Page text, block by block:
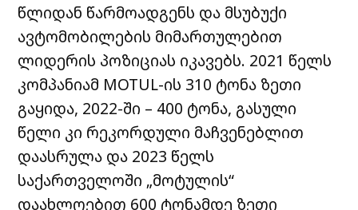
წლიდან წარმოადგენს და მსუბუქი
ავტომობილების მიმართულებით
ლიდერის პოზიციას იკავებს. 2021 წელს
კომპანიამ MOTUL-ის 310 ტონა ზეთი
გაყიდა, 2022-ში – 400 ტონა, გასული
წელი კი რეკორდული მაჩვენებლით
დაასრულა და 2023 წელს
საქართველოში „მოტულის“
დაახლოებით 600 ტონამდე ზეთი